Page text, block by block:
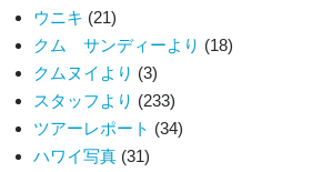
ウニキ (21)
クム サンディーより (18)
クムヌイより (3)
スタッフより (233)
ツアーレポート (34)
ハワイ写真 (31)